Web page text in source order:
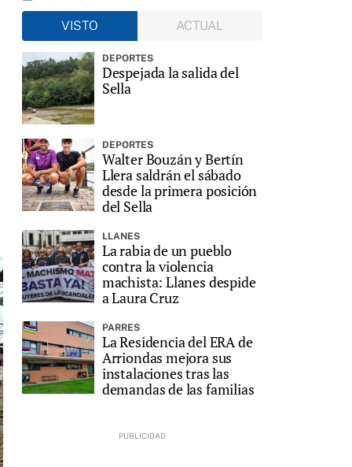
VISTO
ACTUAL
DEPORTES
Despejada la salida del
Sella
DEPORTES
Walter Bouzán y Bertín
Llera saldrán el sábado
desde la primera posición
del Sella
LLANES
La rabia de un pueblo
contra la violencia
machista: Llanes despide
a Laura Cruz
PARRES
La Residencia del ERA de
Arriondas mejora sus
instalaciones tras las
demandas de las familias